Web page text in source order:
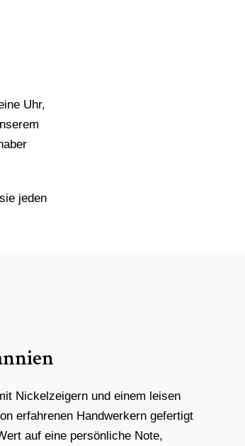
Uhr,
jeden
Nickelzeigern und einem leisen
erfahrenen Handwerkern gefertigt
auf eine persönliche Note,